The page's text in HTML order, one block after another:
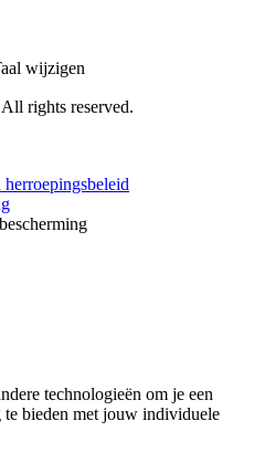
wijzigen
rights reserved.
technologieën om je een
te bieden met jouw individuele